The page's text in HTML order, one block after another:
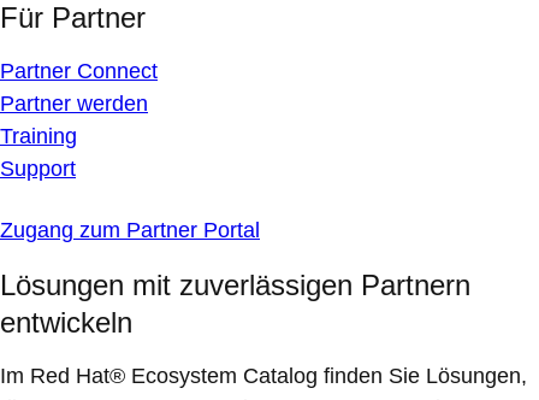
Für Partner
Partner Connect
Partner werden
Training
Support
Zugang zum Partner Portal
Lösungen mit zuverlässigen Partnern
entwickeln
Im Red Hat® Ecosystem Catalog finden Sie Lösungen,